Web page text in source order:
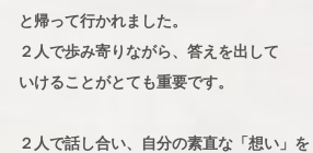
と帰って行かれました。
２人で歩み寄りながら、答えを出して
いけることがとても重要です。
２人で話し合い、自分の素直な「想い」を